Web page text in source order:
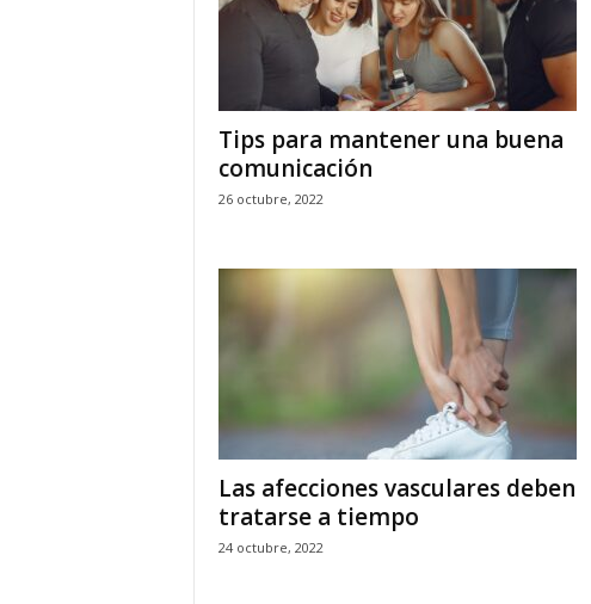
Tips para mantener una buena
comunicación
26 octubre, 2022
Las afecciones vasculares deben
tratarse a tiempo
24 octubre, 2022